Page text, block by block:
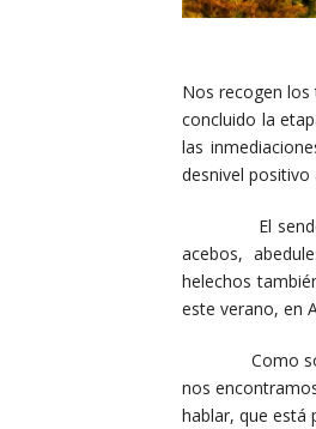
Nos recogen
concluido la
las
desnivel positivo
El sendero,
acebos,
helechos
este verano, en
Como somo
nos
hablar, que está